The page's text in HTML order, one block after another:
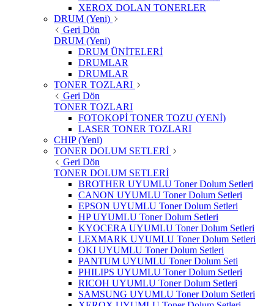
XEROX DOLAN TONERLER
DRUM (Yeni)
Geri Dön
DRUM (Yeni)
DRUM ÜNİTELERİ
DRUMLAR
DRUMLAR
TONER TOZLARI
Geri Dön
TONER TOZLARI
FOTOKOPİ TONER TOZU (YENİ)
LASER TONER TOZLARI
CHIP (Yeni)
TONER DOLUM SETLERİ
Geri Dön
TONER DOLUM SETLERİ
BROTHER UYUMLU Toner Dolum Setleri
CANON UYUMLU Toner Dolum Setleri
EPSON UYUMLU Toner Dolum Setleri
HP UYUMLU Toner Dolum Setleri
KYOCERA UYUMLU Toner Dolum Setleri
LEXMARK UYUMLU Toner Dolum Setleri
OKI UYUMLU Toner Dolum Setleri
PANTUM UYUMLU Toner Dolum Seti
PHILIPS UYUMLU Toner Dolum Setleri
RICOH UYUMLU Toner Dolum Setleri
SAMSUNG UYUMLU Toner Dolum Setleri